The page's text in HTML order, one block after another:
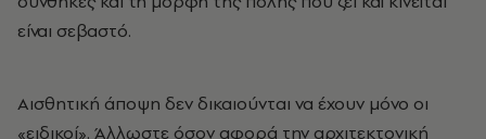
είναι σεβαστό.
Aισθητική άποψη δεν δικαιούνται να έχουν μόνο οι
«ειδικοί». Άλλωστε όσον αφορά την αρχιτεκτονική